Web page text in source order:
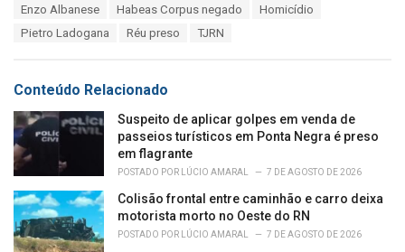
i
e
s
:
Enzo Albanese Habeas Corpus negado
Homicídio
Pietro Ladogana
Réu preso TJRN
Conteúdo Relacionado
Suspeito de aplicar golpes em venda de
passeios turísticos em Ponta Negra é preso
em flagrante
POSTADO POR LÚCIO AMARAL 7 DE AGOSTO DE 2026
Colisão frontal entre caminhão e carro deixa
motorista morto no Oeste do RN
POSTADO POR LÚCIO AMARAL 7 DE AGOSTO DE 2026